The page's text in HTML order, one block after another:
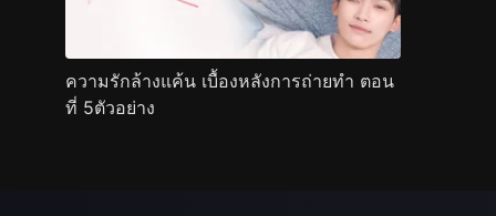
ความรักล้างแค้น เบื้องหลังการถ่ายทำ ตอน
ที่ 5ตัวอย่าง